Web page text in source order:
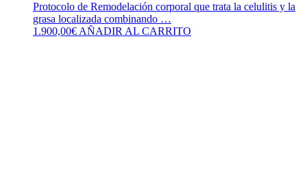
Protocolo de Remodelación corporal que trata la celulitis y la
grasa localizada combinando …
1.900,00€AÑADIR AL CARRITO